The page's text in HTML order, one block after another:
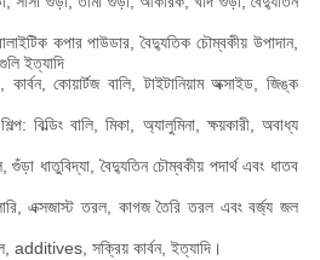
কপার পাউডার, বৈদ্যুতিক চৌম্বকীয় উপাদান,
ইত্যাদি
কোয়ার্টজ বালি, টাইটানিয়াম অক্সাইড, জিঙ্ক
বিল্ডিং বালি, মিকা, অ্যালুমিনা, ক্ষয়কারী, অবাধ্য
গুঁড়া ধাতুবিদ্যা, বৈদ্যুতিন চৌম্বকীয় পদার্থ এবং ধাতব
এক্সজাস্ট তরল, কাগজ তৈরি তরল এবং বর্জ্য জল
additives, সক্রিয় কার্বন, ইত্যাদি।